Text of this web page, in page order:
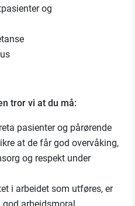
og
tror vi at du må:
pasienter og pårørende
at de får god overvåking,
og respekt under
i arbeidet som utføres, er